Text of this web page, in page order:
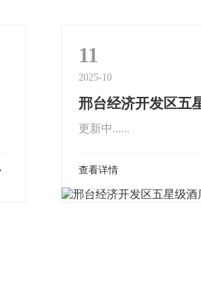
11
2025-10
更新中......
查看详情